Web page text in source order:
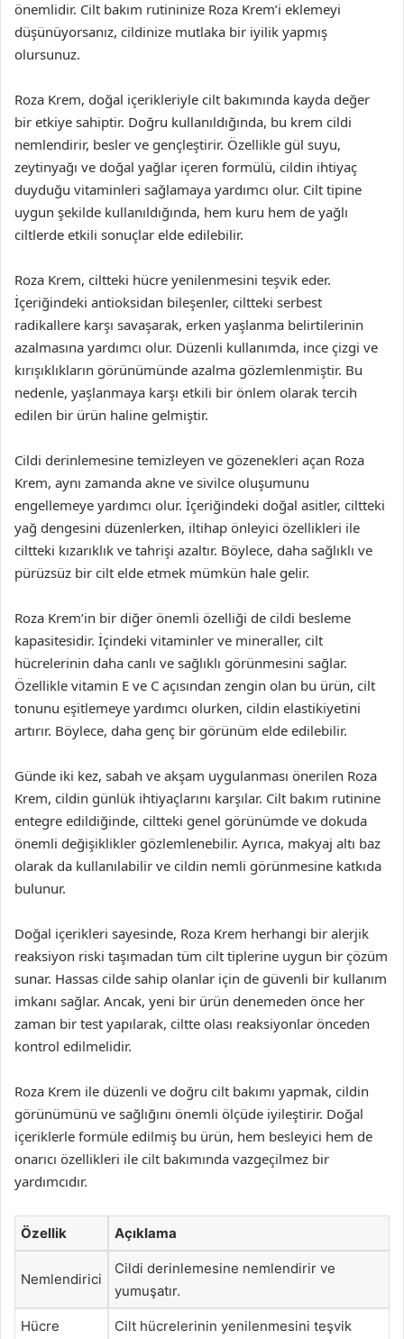
önemlidir. Cilt bakım rutininize Roza Krem’i eklemeyi
düşünüyorsanız, cildinize mutlaka bir iyilik yapmış
olursunuz.
Roza Krem, doğal içerikleriyle cilt bakımında kayda değer
bir etkiye sahiptir. Doğru kullanıldığında, bu krem cildi
nemlendirir, besler ve gençleştirir. Özellikle gül suyu,
zeytinyağı ve doğal yağlar içeren formülü, cildin ihtiyaç
duyduğu vitaminleri sağlamaya yardımcı olur. Cilt tipine
uygun şekilde kullanıldığında, hem kuru hem de yağlı
ciltlerde etkili sonuçlar elde edilebilir.
Roza Krem, ciltteki hücre yenilenmesini teşvik eder.
İçeriğindeki antioksidan bileşenler, ciltteki serbest
radikallere karşı savaşarak, erken yaşlanma belirtilerinin
azalmasına yardımcı olur. Düzenli kullanımda, ince çizgi ve
kırışıklıkların görünümünde azalma gözlemlenmiştir. Bu
nedenle, yaşlanmaya karşı etkili bir önlem olarak tercih
edilen bir ürün haline gelmiştir.
Cildi derinlemesine temizleyen ve gözenekleri açan Roza
Krem, aynı zamanda akne ve sivilce oluşumunu
engellemeye yardımcı olur. İçeriğindeki doğal asitler, ciltteki
yağ dengesini düzenlerken, iltihap önleyici özellikleri ile
ciltteki kızarıklık ve tahrişi azaltır. Böylece, daha sağlıklı ve
pürüzsüz bir cilt elde etmek mümkün hale gelir.
Roza Krem’in bir diğer önemli özelliği de cildi besleme
kapasitesidir. İçindeki vitaminler ve mineraller, cilt
hücrelerinin daha canlı ve sağlıklı görünmesini sağlar.
Özellikle vitamin E ve C açısından zengin olan bu ürün, cilt
tonunu eşitlemeye yardımcı olurken, cildin elastikiyetini
artırır. Böylece, daha genç bir görünüm elde edilebilir.
Günde iki kez, sabah ve akşam uygulanması önerilen Roza
Krem, cildin günlük ihtiyaçlarını karşılar. Cilt bakım rutinine
entegre edildiğinde, ciltteki genel görünümde ve dokuda
önemli değişiklikler gözlemlenebilir. Ayrıca, makyaj altı baz
olarak da kullanılabilir ve cildin nemli görünmesine katkıda
bulunur.
Doğal içerikleri sayesinde, Roza Krem herhangi bir alerjik
reaksiyon riski taşımadan tüm cilt tiplerine uygun bir çözüm
sunar. Hassas cilde sahip olanlar için de güvenli bir kullanım
imkanı sağlar. Ancak, yeni bir ürün denemeden önce her
zaman bir test yapılarak, ciltte olası reaksiyonlar önceden
kontrol edilmelidir.
Roza Krem ile düzenli ve doğru cilt bakımı yapmak, cildin
görünümünü ve sağlığını önemli ölçüde iyileştirir. Doğal
içeriklerle formüle edilmiş bu ürün, hem besleyici hem de
onarıcı özellikleri ile cilt bakımında vazgeçilmez bir
yardımcıdır.
Özellik Açıklama
Nemlendirici
Cildi derinlemesine nemlendirir ve
yumuşatır.
Hücre
Cilt hücrelerinin yenilenmesini teşvik